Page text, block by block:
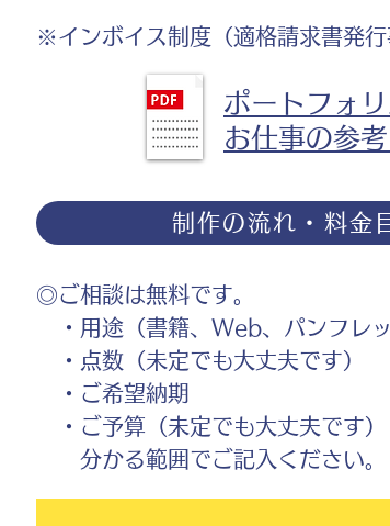
※インボイス制度（適格請求書発行
ポートフォ
お仕事の参
制作の流れ・料金
◎ご相談は無料です。
・用途（書籍、Web、パンフレッ
・点数（未定でも大丈夫です）
・ご希望納期
・ご予算（未定でも大丈夫です）
分かる範囲でご記入ください。